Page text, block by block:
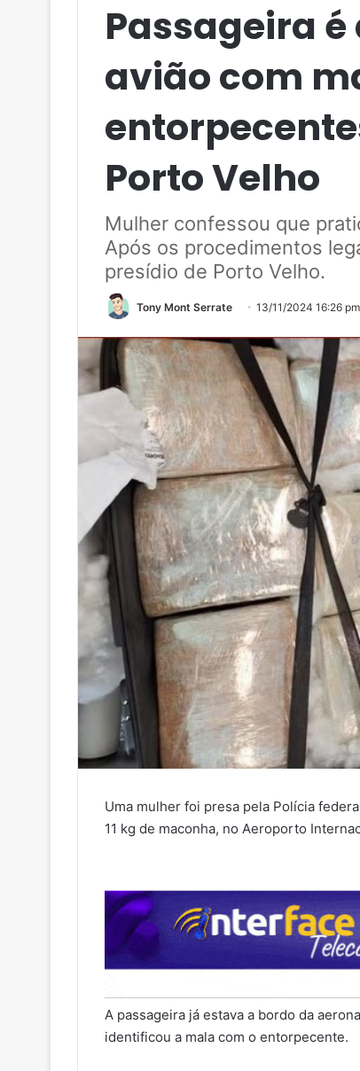
Passageira
avião com
Porto Velho
Mulher confessou que
Após os procedimentos
presídio de Porto Velho.
Tony Mont Serrate 13/11/2024 16:26 pm
Uma mulher foi presa pela Polícia
11 kg de maconha, no Aeroporto
A passageira já estava a bordo da
identificou a mala com o entorpecente.